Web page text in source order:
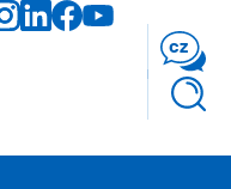
cz